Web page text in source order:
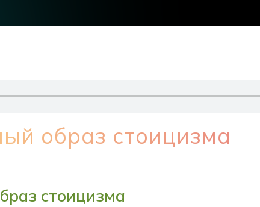
образ стоицизма
стоицизма